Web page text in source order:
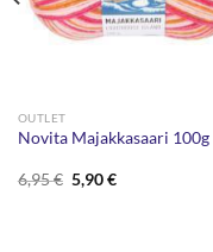
OUTLET
Novita Majakkasaari 100g
6,95€ Alkuperäinen
hinta
5,90€Nykyinen